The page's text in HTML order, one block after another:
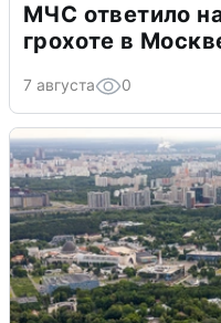
МЧС ответило
грохоте в
7 августа 0